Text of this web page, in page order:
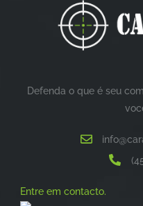
Defenda o que é seu
Entre em contacto.